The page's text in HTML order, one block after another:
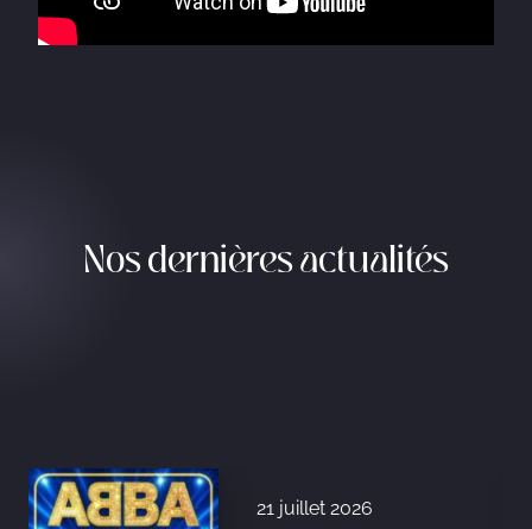
Nos dernières actualités
21 juillet 2026